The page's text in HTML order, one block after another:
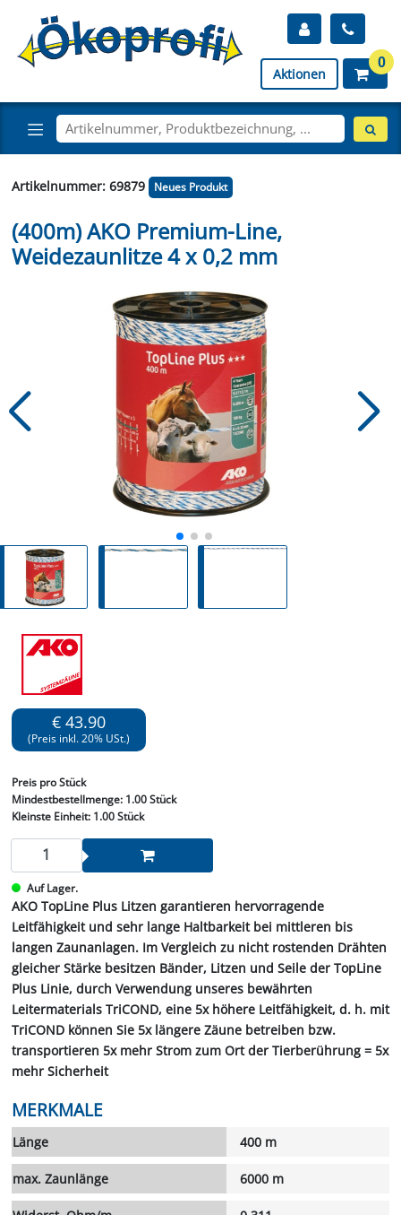
Aktionen
0
Artikelnummer: 69879 Neues Produkt
(400m) AKO Premium-Line,
Weidezaunlitze 4 x 0,2 mm
€ 43.90
(Preis inkl. 20% USt.)
Preis pro Stück
Mindestbestellmenge: 1.00 Stück
Kleinste Einheit:1.00 Stück
Auf Lager.
AKO TopLine Plus Litzen garantieren hervorragende
Leitfähigkeit und sehr lange Haltbarkeit bei mittleren bis
langen Zaunanlagen. Im Vergleich zu nicht rostenden Drähten
gleicher Stärke besitzen Bänder, Litzen und Seile der TopLine
Plus Linie, durch Verwendung unseres bewährten
Leitermaterials TriCOND, eine 5x höhere Leitfähigkeit, d. h. mit
TriCOND können Sie 5x längere Zäune betreiben bzw.
transportieren 5x mehr Strom zum Ort der Tierberührung = 5x
mehr Sicherheit
MERKMALE
Länge 400 m
max. Zaunlänge 6000 m